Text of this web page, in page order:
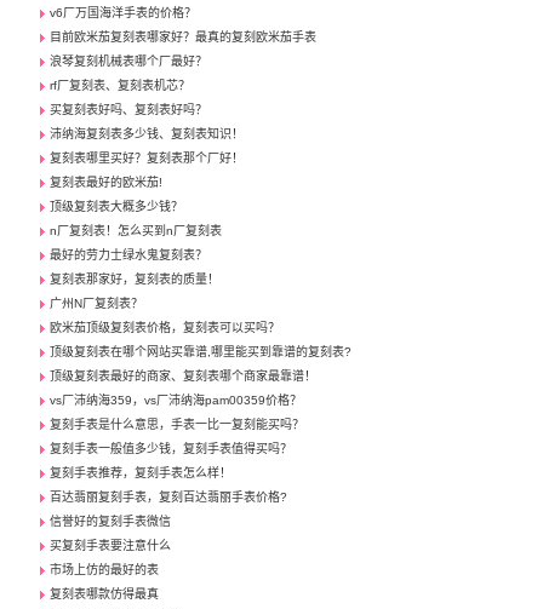
v6厂万国海洋手表的价格？
目前欧米茄复刻表哪家好？最真的复刻欧米茄手表
浪琴复刻机械表哪个厂最好？
rf厂复刻表、复刻表机芯？
买复刻表好吗、复刻表好吗？
沛纳海复刻表多少钱、复刻表知识！
复刻表哪里买好？复刻表那个厂好！
复刻表最好的欧米茄!
顶级复刻表大概多少钱？
n厂复刻表！怎么买到n厂复刻表
最好的劳力士绿水鬼复刻表？
复刻表那家好，复刻表的质量！
广州N厂复刻表？
欧米茄顶级复刻表价格，复刻表可以买吗？
顶级复刻表在哪个网站买靠谱,哪里能买到靠谱的复刻表?
顶级复刻表最好的商家、复刻表哪个商家最靠谱！
vs厂沛纳海359，vs厂沛纳海pam00359价格？
复刻手表是什么意思，手表一比一复刻能买吗？
复刻手表一般值多少钱，复刻手表值得买吗？
复刻手表推荐，复刻手表怎么样！
百达翡丽复刻手表，复刻百达翡丽手表价格?
信誉好的复刻手表微信
买复刻手表要注意什么
市场上仿的最好的表
复刻表哪款仿得最真